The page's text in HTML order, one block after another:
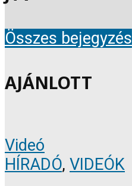
Összes bejegyzés
AJÁNLOTT
Videó
HÍRADÓ, VIDEÓK